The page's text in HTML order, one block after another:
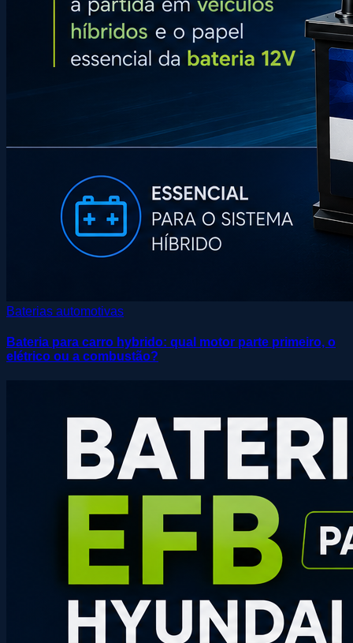
Baterias automotivas
Bateria para carro hybrido: qual motor parte primeiro, o
elétrico ou a combustão?